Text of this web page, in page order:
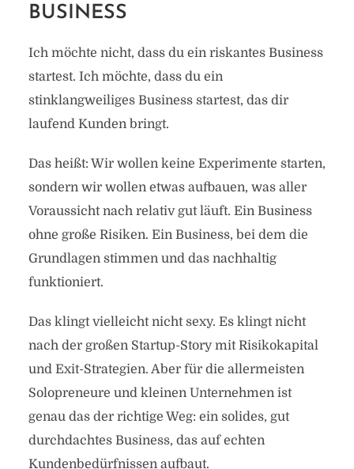
BUSINESS
Ich möchte nicht, dass du ein riskantes Business
startest. Ich möchte, dass du ein
stinklangweiliges Business startest, das dir
laufend Kunden bringt.
Das heißt: Wir wollen keine Experimente starten,
sondern wir wollen etwas aufbauen, was aller
Voraussicht nach relativ gut läuft. Ein Business
ohne große Risiken. Ein Business, bei dem die
Grundlagen stimmen und das nachhaltig
funktioniert.
Das klingt vielleicht nicht sexy. Es klingt nicht
nach der großen Startup-Story mit Risikokapital
und Exit-Strategien. Aber für die allermeisten
Solopreneure und kleinen Unternehmen ist
genau das der richtige Weg: ein solides, gut
durchdachtes Business, das auf echten
Kundenbedürfnissen aufbaut.